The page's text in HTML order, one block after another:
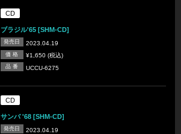
CD
ブラジル'65 [SHM-CD]
発売日 2023.04.19
価 格 ¥1,650 (税込)
品 番 UCCU-6275
CD
サンバ '68 [SHM-CD]
発売日 2023.04.19